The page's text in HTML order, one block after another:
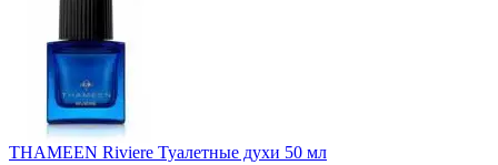
THAMEEN Riviere Туалетные духи 50 мл